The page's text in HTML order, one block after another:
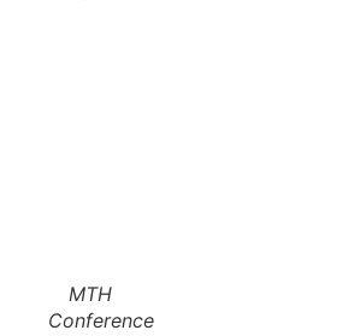
MTH
Conference